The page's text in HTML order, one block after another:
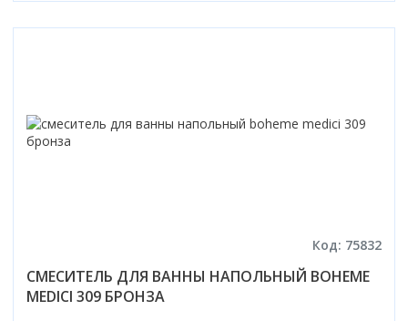
Код: 75832
СМЕСИТЕЛЬ ДЛЯ ВАННЫ НАПОЛЬНЫЙ BOHEME
MEDICI 309 БРОНЗА